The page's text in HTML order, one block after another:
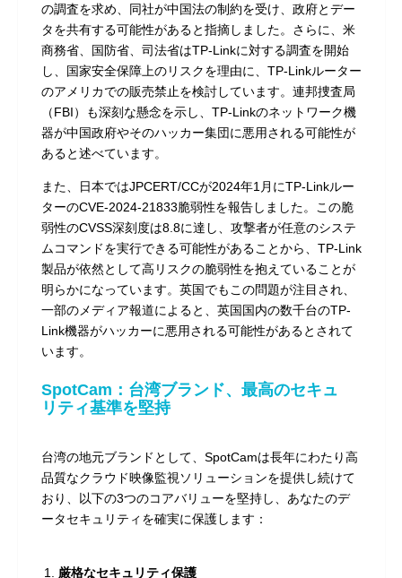
の調査を求め、同社が中国法の制約を受け、政府とデー
タを共有する可能性があると指摘しました。さらに、米
商務省、国防省、司法省はTP-Linkに対する調査を開始
し、国家安全保障上のリスクを理由に、TP-Linkルーター
のアメリカでの販売禁止を検討しています。連邦捜査局
（FBI）も深刻な懸念を示し、TP-Linkのネットワーク機
器が中国政府やそのハッカー集団に悪用される可能性が
あると述べています。
また、日本ではJPCERT/CCが2024年1月にTP-Linkルー
ターのCVE-2024-21833脆弱性を報告しました。この脆
弱性のCVSS深刻度は8.8に達し、攻撃者が任意のシステ
ムコマンドを実行できる可能性があることから、TP-Link
製品が依然として高リスクの脆弱性を抱えていることが
明らかになっています。英国でもこの問題が注目され、
一部のメディア報道によると、英国国内の数千台のTP-
Link機器がハッカーに悪用される可能性があるとされて
います。
SpotCam：台湾ブランド、最高のセキュ
リティ基準を堅持
台湾の地元ブランドとして、SpotCamは長年にわたり高
品質なクラウド映像監視ソリューションを提供し続けて
おり、以下の3つのコアバリューを堅持し、あなたのデ
ータセキュリティを確実に保護します：
厳格なセキュリティ保護